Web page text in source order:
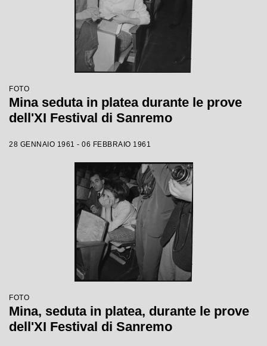
FOTO
Mina seduta in platea durante le prove
dell'XI Festival di Sanremo
28 GENNAIO 1961 - 06 FEBBRAIO 1961
FOTO
Mina, seduta in platea, durante le prove
dell'XI Festival di Sanremo